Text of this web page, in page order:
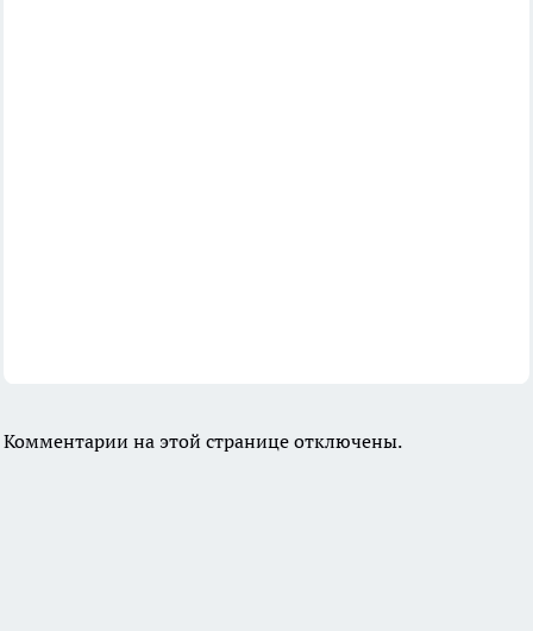
Комментарии на этой странице отключены.